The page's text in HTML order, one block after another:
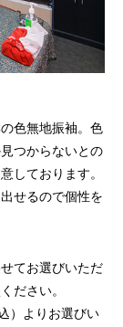
色無地振袖。色
つからないとの
しております。
せるので個性を
てお選びいただ
ださい。
）よりお選びい